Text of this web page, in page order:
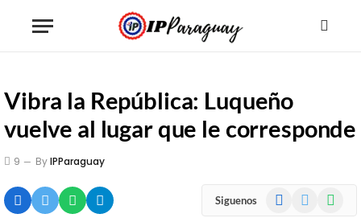
Vibra la República: Luqueño
vuelve al lugar que le corresponde
9 ByIPParaguay
Siguenos Facebook